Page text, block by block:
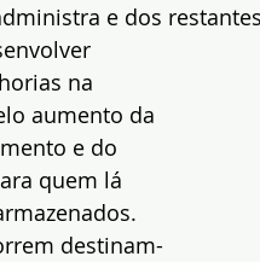
e dos
na
aumento da
e do
quem lá
destinam-